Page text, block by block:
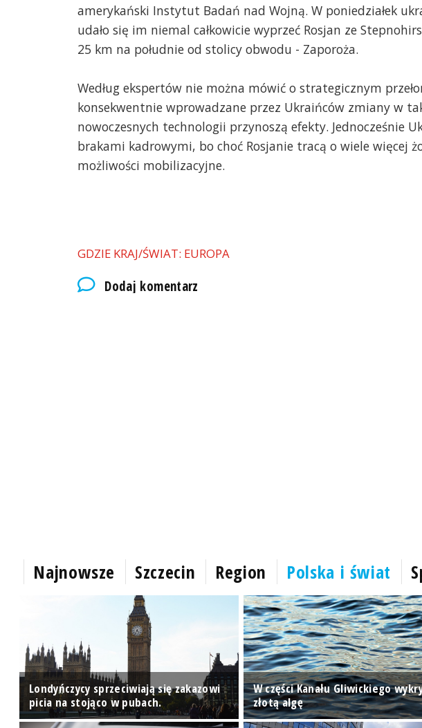
amerykański Instytut Badań nad Wojną. W poniedziałek
udało się im niemal całkowicie wyprzeć Rosjan ze
25 km na południe od stolicy obwodu - Zaporoża.
Według ekspertów nie można mówić o strategicznym
konsekwentnie wprowadzane przez Ukraińców zmiany w
nowoczesnych technologii przynoszą efekty. Jednocześnie
brakami kadrowymi, bo choć Rosjanie tracą o wiele więcej
możliwości mobilizacyjne.
GDZIE KRAJ/ŚWIAT: EUROPA
Dodaj komentarz
Najnowsze Szczecin Region Polska i świat
Londyńczycy sprzeciwiają się zakazowi
picia na stojąco w pubach.
W części Kanału Gliwickiego
złotą algę